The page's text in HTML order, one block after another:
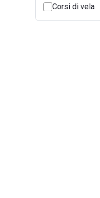
Corsi di vela